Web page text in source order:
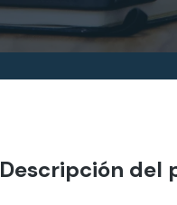
Descripción del